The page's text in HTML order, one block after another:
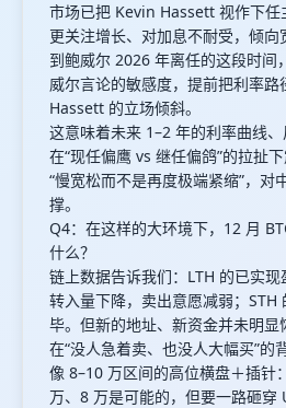
市场已把 Kevin Hassett 视作下
更关注增长、对加息不耐受，倾
到鲍威尔 2026 年离任的这段时间
威尔言论的敏感度，提前把利率路
Hassett 的立场倾斜。
这意味着未来 1–2 年的利率曲线
在“现任偏鹰 vs 继任偏鸽”的拉扯
“慢宽松而不是再度极端紧缩”，对
撑。
Q4：在这样的大环境下，12 月
什么？
链上数据告诉我们：LTH 的已实
转入量下降，卖出意愿减弱；STH
毕。但新的地址、新资金并未明显
在“没人急着卖、也没人大幅买”的
像 8–10 万区间的高位横盘＋插针
万、8 万是可能的，但要一路砸穿